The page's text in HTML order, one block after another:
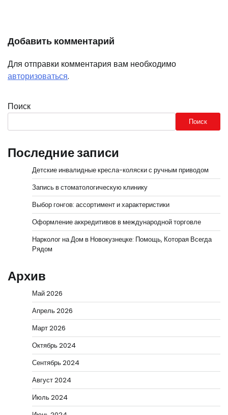
Добавить комментарий
Для отправки комментария вам необходимо
авторизоваться.
Поиск
Поиск
Последние записи
Детские инвалидные кресла-коляски с ручным приводом
Запись в стоматологическую клинику
Выбор гонгов: ассортимент и характеристики
Оформление аккредитивов в международной торговле
Нарколог на Дом в Новокузнецке: Помощь, Которая Всегда
Рядом
Архив
Май 2026
Апрель 2026
Март 2026
Октябрь 2024
Сентябрь 2024
Август 2024
Июль 2024